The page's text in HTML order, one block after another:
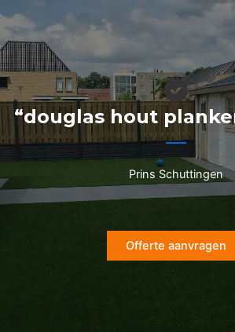
naar
de
inhoud
“douglas hout
Prins Schuttingen
Offerte aanvragen